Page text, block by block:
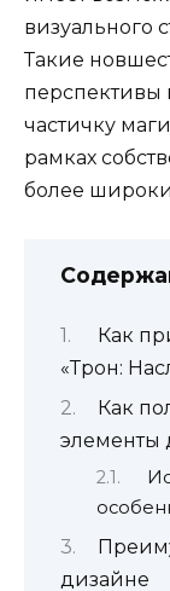
визуального
Такие
перспективы
частичку
рамках
более
Как
«Трон:
Как
элементы
дизайне